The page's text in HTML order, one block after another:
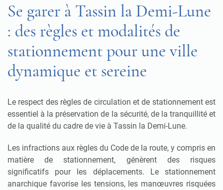
Se garer à Tassin la Demi-Lune
: des règles et modalités de
stationnement pour une ville
dynamique et sereine
Le respect des règles de circulation et de stationnement est
essentiel à la préservation de la sécurité, de la tranquillité et
de la qualité du cadre de vie à Tassin la Demi-Lune.
Les infractions aux règles du Code de la route, y compris en
matière de stationnement, génèrent des risques
significatifs pour les déplacements. Le stationnement
anarchique favorise les tensions, les manœuvres risquées